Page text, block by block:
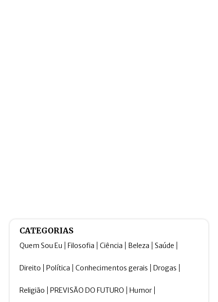
CATEGORIAS
Quem Sou Eu Filosofia Ciência Beleza Saúde
Direito Política Conhecimentos gerais Drogas
Religião PREVISÃO DO FUTURO Humor